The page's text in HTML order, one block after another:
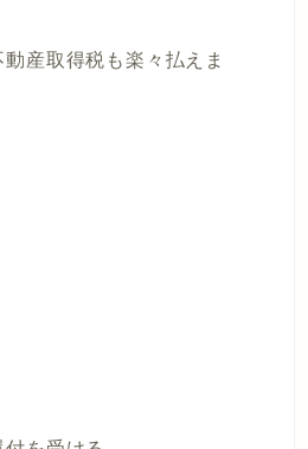
産取得税も楽々払えま